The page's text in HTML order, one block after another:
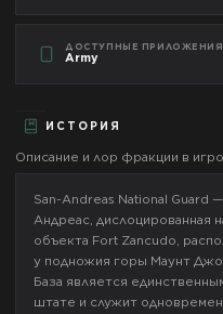
ДОСТУПНЫЕ ПРИЛОЖЕНИЯ
Army
ИСТОРИЯ
Описание и лор фракции в
San-Andreas National Guard
Андреас, дислоцированная
объекта Fort Zancudo,
у подножия горы Маунт
База является
штате и служит